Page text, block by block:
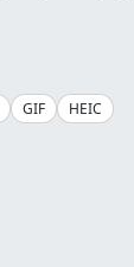
GIF HEIC